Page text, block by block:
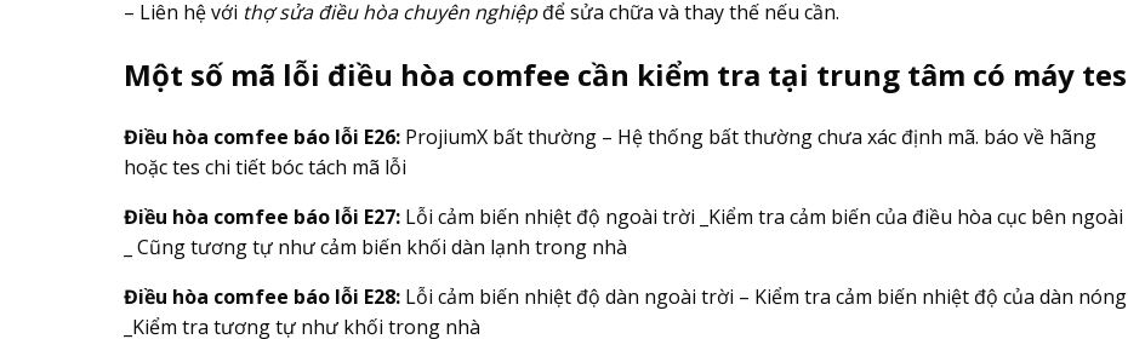
– Liên hệ với thợ sửa điều hòa chuyên nghiệpđể sửa chữa và thay thế nếu cần.
Một số mã lỗi điều hòa comfee cần kiểm tra tại trung tâm có máy tes
Điều hòa comfee báo lỗi E26: ProjiumX bất thường – Hệ thống bất thường chưa xác định mã. báo về hãng
hoặc tes chi tiết bóc tách mã lỗi
Điều hòa comfee báo lỗi E27: Lỗi cảm biến nhiệt độ ngoài trời _Kiểm tra cảm biến của điều hòa cục bên ngoài
_ Cũng tương tự như cảm biến khối dàn lạnh trong nhà
Điều hòa comfee báo lỗi E28: Lỗi cảm biến nhiệt độ dàn ngoài trời – Kiểm tra cảm biến nhiệt độ của dàn nóng
_Kiểm tra tương tự như khối trong nhà